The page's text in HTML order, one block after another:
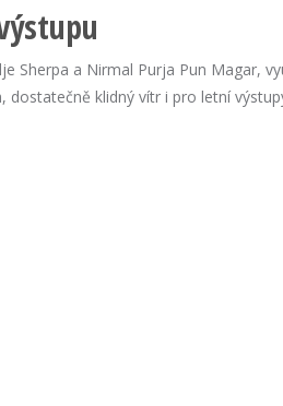
Sherpa a Nirmal Purja Pun Magar,
dostatečně klidný vítr i pro letní